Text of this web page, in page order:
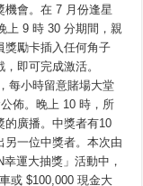
機會。在 7 月份逢星
上 9 時 30 分期間，親
獎勵卡插入任何角子
即可完成激活。
每小時留意賭場大堂
佈。晚上 10 時，所
的廣播。中獎者有10
另一位中獎者。本次由
運大抽獎」活動中，
或 $100,000 現金大